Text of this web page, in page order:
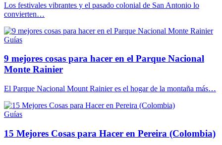
Los festivales vibrantes y el pasado colonial de San Antonio lo
convierten…
Guías
9 mejores cosas para hacer en el Parque Nacional
Monte Rainier
El Parque Nacional Mount Rainier es el hogar de la montaña más…
Guías
15 Mejores Cosas para Hacer en Pereira (Colombia)